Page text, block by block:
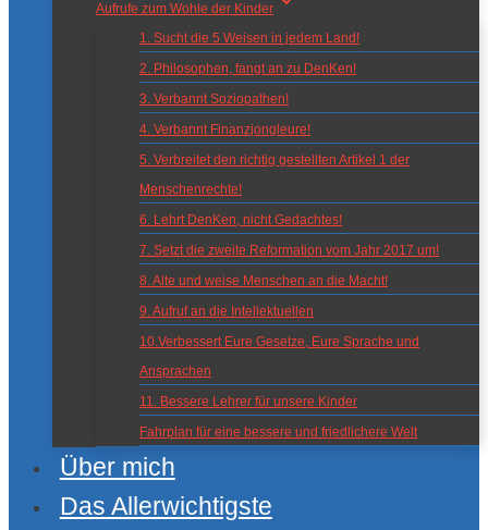
Aufrufe zum Wohle der Kinder
1. Sucht die 5 Weisen in jedem Land!
2. Philosophen, fangt an zu DenKen!
3. Verbannt Soziopathen!
4. Verbannt Finanzjongleure!
5. Verbreitet den richtig gestellten Artikel 1 der
Menschenrechte!
6. Lehrt DenKen, nicht Gedachtes!
7. Setzt die zweite Reformation vom Jahr 2017 um!
8. Alte und weise Menschen an die Macht!
9. Aufruf an die Intellektuellen
10.Verbessert Eure Gesetze, Eure Sprache und
Ansprachen
11. Bessere Lehrer für unsere Kinder
Fahrplan für eine bessere und friedlichere Welt
Über mich
Das Allerwichtigste